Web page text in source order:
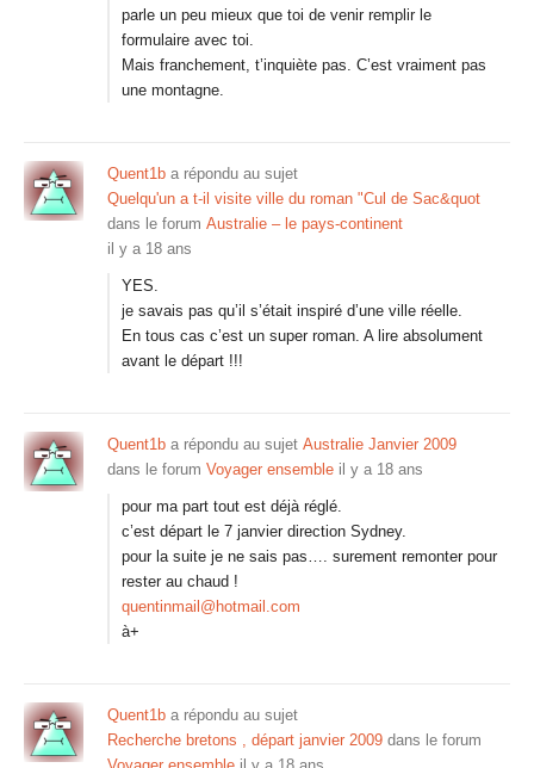
parle un peu mieux que toi de venir remplir le
formulaire avec toi.
Mais franchement, t’inquiète pas. C’est vraiment pas
une montagne.
Quent1b a répondu au sujet
Quelqu'un a t-il visite ville du roman "Cul de Sac&quot
dans le forum Australie – le pays-continent
il y a 18 ans
YES.
je savais pas qu’il s’était inspiré d’une ville réelle.
En tous cas c’est un super roman. A lire absolument
avant le départ !!!
Quent1b a répondu au sujet Australie Janvier 2009
dans le forum Voyager ensemble il y a 18 ans
pour ma part tout est déjà réglé.
c’est départ le 7 janvier direction Sydney.
pour la suite je ne sais pas…. surement remonter pour
rester au chaud !
quentinmail@hotmail.com
à+
Quent1b a répondu au sujet
Recherche bretons , départ janvier 2009 dans le forum